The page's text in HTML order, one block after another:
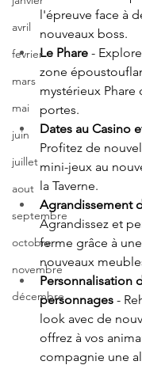
avril
fevrier
mars
mai
juin
juillet
aout
septembre
octobre
novembre
décembre
l'épreuve face à
nouveaux boss.
Le Phare -
zone
mystérieux Phare
portes.
Dates au Casino
Profitez de
mini-jeux au
la Taverne.
Agrandissement
Agrandissez et
ferme grâce à
nouveaux
Personnalisation
personnages -
look avec de
offrez à vos
compagnie une